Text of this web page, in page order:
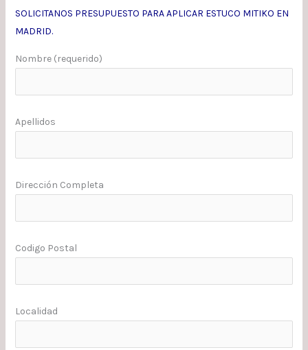
SOLICITANOS PRESUPUESTO PARA APLICAR ESTUCO MITIKO EN
MADRID.
Nombre (requerido)
Apellidos
Dirección Completa
Codigo Postal
Localidad